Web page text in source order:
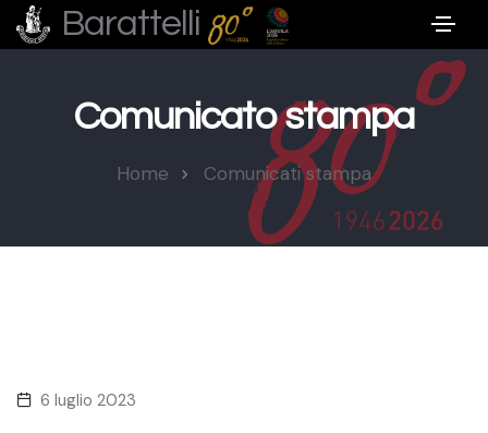
Barattelli
Comunicato stampa
Home Comunicati stampa
6 luglio 2023